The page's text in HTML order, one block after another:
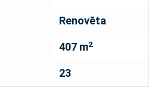
Renovēta
407 m2
23